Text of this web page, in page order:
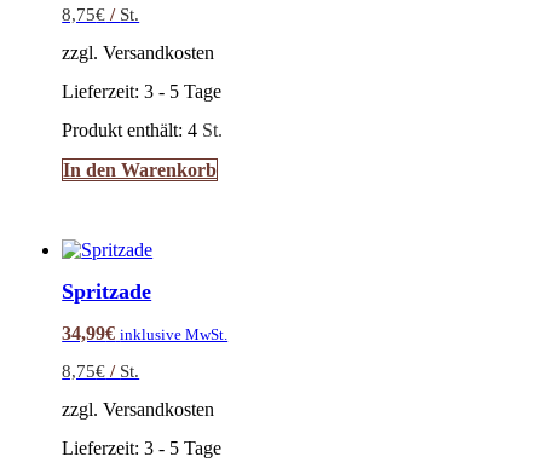
8,75€ / St.
zzgl. Versandkosten
Lieferzeit:3 - 5 Tage
Produkt enthält: 4 St.
In den Warenkorb
Spritzade
34,99€ inklusive MwSt.
8,75€ / St.
zzgl. Versandkosten
Lieferzeit:3 - 5 Tage